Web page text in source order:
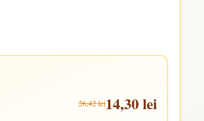
26,42 lei14,30 lei